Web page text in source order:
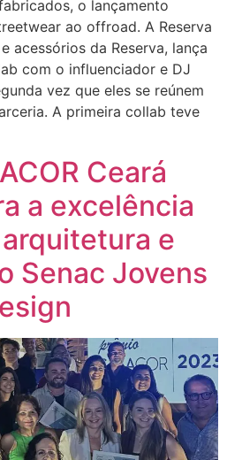
o lançamento
ao offroad. A Reserva
acessórios da Reserva, lança
com o influenciador e DJ
vez que eles se reúnem
A primeira collab teve
Ceará
a excelência
e
Senac Jovens